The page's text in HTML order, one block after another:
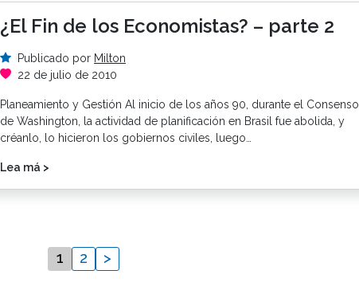
¿El Fin de los Economistas? – parte 2
Publicado por Milton
22 de julio de 2010
Planeamiento y Gestión Al inicio de los años 90, durante el Consenso
de Washington, la actividad de planificación en Brasil fue abolida, y
créanlo, lo hicieron los gobiernos civiles, luego…
Lea má >
1 2 >